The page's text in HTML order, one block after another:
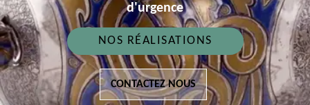
d'urgence
NOS RÉALISATIONS
CONTACTEZ NOUS